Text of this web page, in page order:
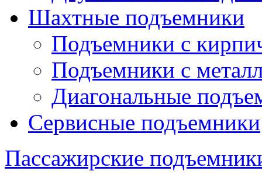
Шахтные подъемники
Подъемники с
Подъемники с
Диагональные
Сервисные подъемники
Пассажирские